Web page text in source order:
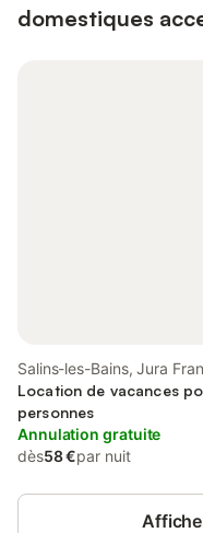
domestiques
Salins-les-Bains, Jura
Location de vacances
personnes
Annulation gratuite
dès58 €par nuit